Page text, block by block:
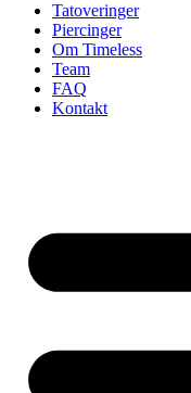
Tatoveringer
Piercinger
Om Timeless
Team
FAQ
Kontakt